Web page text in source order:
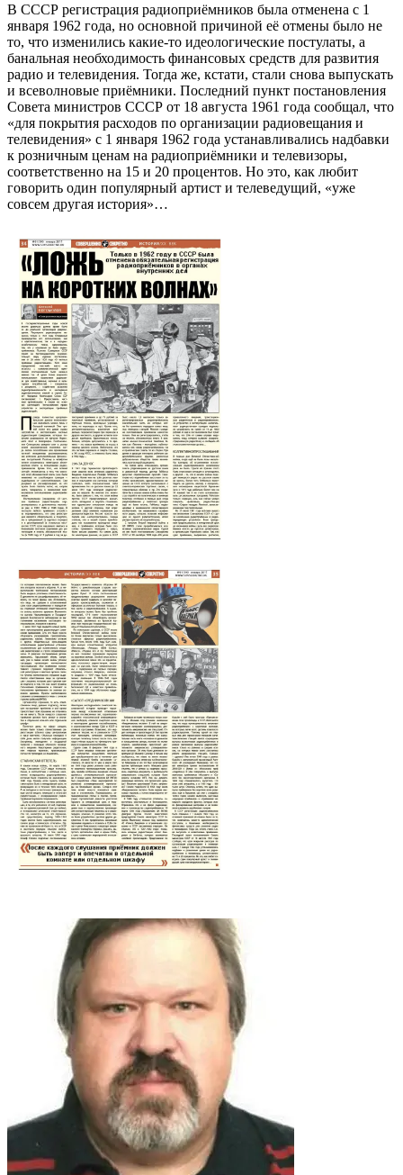
В СССР регистрация радиоприёмников была отменена с 1
января 1962 года, но основной причиной её отмены было не
то, что изменились какие-то идеологические постулаты, а
банальная необходимость финансовых средств для развития
радио и телевидения. Тогда же, кстати, стали снова выпускать
и всеволновые приёмники. Последний пункт постановления
Совета министров СССР от 18 августа 1961 года сообщал, что
«для покрытия расходов по организации радиовещания и
телевидения» с 1 января 1962 года устанавливались надбавки
к розничным ценам на радиоприёмники и телевизоры,
соответственно на 15 и 20 процентов. Но это, как любит
говорить один популярный артист и телеведущий, «уже
совсем другая история»…